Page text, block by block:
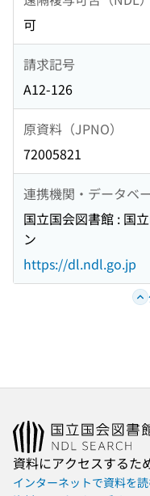
可
請求記号
A12-126
原資料（JPNO）
72005821
連携機関・データベ
国立国会図書館 : 国
ン
https://dl.ndl.go.jp
資料にアクセスするた
インターネットで資料を